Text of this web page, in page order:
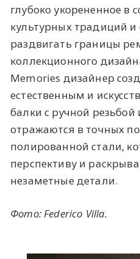
глубоко укорененное в
культурных традиций
раздвигать границы
коллекционного
Memories дизайнер
естественным и
балки с ручной
отражаются в точных
полированной стали,
перспективу и
незаметные детали.
Фото: Federico Villa.